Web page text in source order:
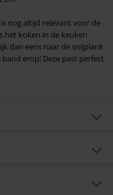
nog altijd relevant voor de
het koken in de keuken
dan eens naar de snijplank
erop! Deze past perfect